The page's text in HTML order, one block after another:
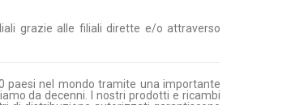
grazie alle filiali dirette e/o attraverso
paesi nel mondo tramite una importante
da decenni. I nostri prodotti e ricambi